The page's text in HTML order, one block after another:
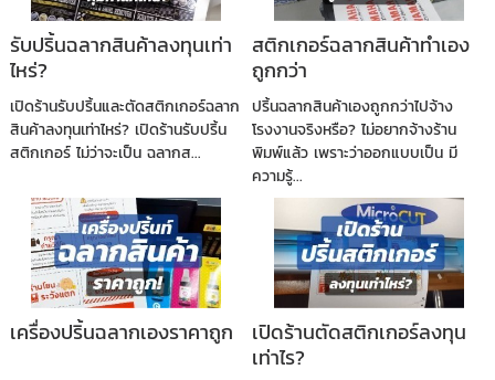
รับปริ้นฉลากสินค้าลงทุนเท่า
ไหร่?
เปิดร้านรับปริ้นและตัดสติกเกอร์ฉลาก
สินค้าลงทุนเท่าไหร่? เปิดร้านรับปริ้น
สติกเกอร์ ไม่ว่าจะเป็น ฉลากส...
สติกเกอร์ฉลากสินค้าทำเอง
ถูกกว่า
ปริ้นฉลากสินค้าเองถูกกว่าไปจ้าง
โรงงานจริงหรือ? ไม่อยากจ้างร้าน
พิมพ์แล้ว เพราะว่าออกแบบเป็น มี
ความรู้...
เครื่องปริ้นฉลากเองราคาถูก
เปิดร้านตัดสติกเกอร์ลงทุน
เท่าไร?